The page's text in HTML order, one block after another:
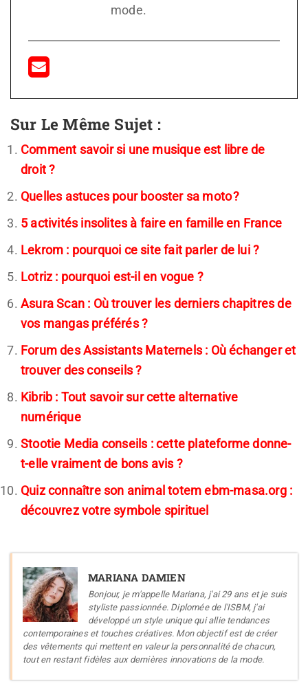
mode.
Sur Le Même Sujet :
Comment savoir si une musique est libre de
droit ?
Quelles astuces pour booster sa moto ?
5 activités insolites à faire en famille en France
Lekrom : pourquoi ce site fait parler de lui ?
Lotriz : pourquoi est-il en vogue ?
Asura Scan : Où trouver les derniers chapitres de
vos mangas préférés ?
Forum des Assistants Maternels : Où échanger et
trouver des conseils ?
Kibrib : Tout savoir sur cette alternative
numérique
Stootie Media conseils : cette plateforme donne-
t-elle vraiment de bons avis ?
Quiz connaître son animal totem ebm-masa.org :
découvrez votre symbole spirituel
MARIANA DAMIEN
Bonjour, je m'appelle Mariana, j'ai 29 ans et je suis
styliste passionnée. Diplomée de l'ISBM, j'ai
développé un style unique qui allie tendances
contemporaines et touches créatives. Mon objectif est de créer
des vêtements qui mettent en valeur la personnalité de chacun,
tout en restant fidèles aux dernières innovations de la mode.